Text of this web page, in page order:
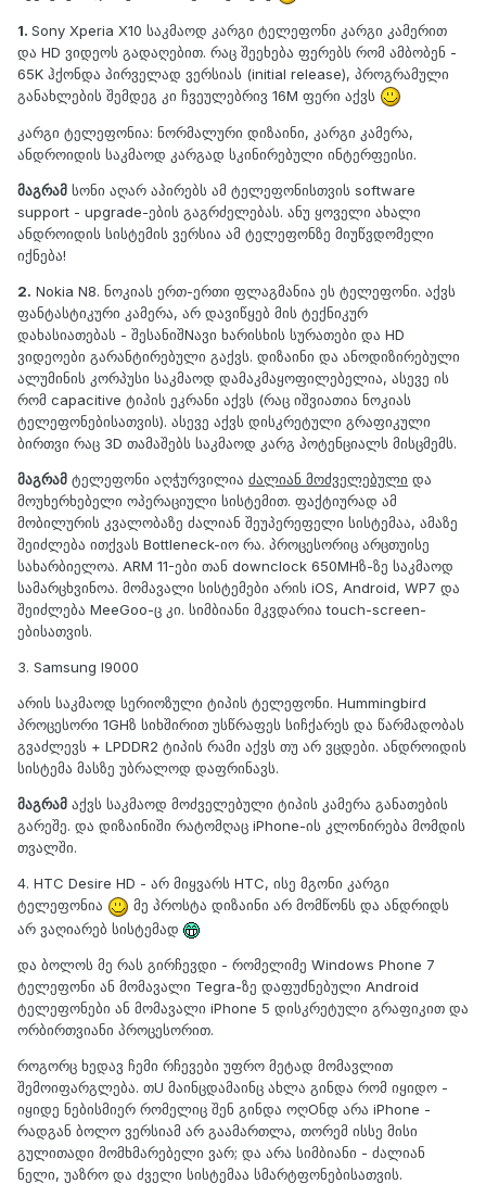
1. Sony Xperia X10 საკმაოდ კარგი ტელეფონი კარგი კამერით
და HD ვიდეოს გადაღებით. რაც შეეხება ფერებს რომ ამბობენ -
65K ჰქონდა პირველად ვერსიას (initial release), პროგრამული
განახლების შემდეგ კი ჩვეულებრივ 16M ფერი აქვს
კარგი ტელეფონია: ნორმალური დიზაინი, კარგი კამერა,
ანდროიდის საკმაოდ კარგად სკინირებული ინტერფეისი.
მაგრამ სონი აღარ აპირებს ამ ტელეფონისთვის software
support - upgrade-ების გაგრძელებას. ანუ ყოველი ახალი
ანდროიდის სისტემის ვერსია ამ ტელეფონზე მიუწვდომელი
იქნება!
2. Nokia N8. ნოკიას ერთ-ერთი ფლაგმანია ეს ტელეფონი. აქვს
ფანტასტიკური კამერა, არ დავიწყებ მის ტექნიკურ
დახასიათებას - შესანიშNავი ხარისხის სურათები და HD
ვიდეოები გარანტირებული გაქვს. დიზაინი და ანოდიზირებული
ალუმინის კორპუსი საკმაოდ დამაკმაყოფილებელია, ასევე ის
რომ capacitive ტიპის ეკრანი აქვს (რაც იშვიათია ნოკიას
ტელეფონებისათვის). ასევე აქვს დისკრეტული გრაფიკული
ბირთვი რაც 3D თამაშებს საკმაოდ კარგ პოტენციალს მისცმემს.
მაგრამ ტელეფონი აღჭურვილია ძალიან მოძველებული და
მოუხერხებელი ოპერაციული სისტემით. ფაქტიურად ამ
მობილურის კვალობაზე ძალიან შეუპერეფელი სისტემაა, ამაზე
შეიძლება ითქვას Bottleneck-იო რა. პროცესორიც არცთუისე
სახარბიელოა. ARM 11-ები თან downclock 650MHზ-ზე საკმაოდ
სამარცხვინოა. მომავალი სისტემები არის iOS, Android, WP7 და
შეიძლება MeeGoo-ც კი. სიმბიანი მკვდარია touch-screen-
ებისათვის.
3. Samsung I9000
არის საკმაოდ სერიოზული ტიპის ტელეფონი. Hummingbird
პროცესორი 1GHზ სიხშირით უსწრაფეს სიჩქარეს და წარმადობას
გვაძლევს + LPDDR2 ტიპის რამი აქვს თუ არ ვცდები. ანდროიდის
სისტემა მასზე უბრალოდ დაფრინავს.
მაგრამ აქვს საკმაოდ მოძველებული ტიპის კამერა განათების
გარეშე. და დიზაინიში რატომღაც iPhone-ის კლონირება მომდის
თვალში.
4. HTC Desire HD - არ მიყვარს HTC, ისე მგონი კარგი
ტელეფონია
მე პროსტა დიზაინი არ მომწონს და ანდრიდს
არ ვაღიარებ სისტემად
და ბოლოს მე რას გირჩევდი - რომელიმე Windows Phone 7
ტელეფონი ან მომავალი Tegra-ზე დაფუძნებული Android
ტელეფონები ან მომავალი iPhone 5 დისკრეტული გრაფიკით და
ორბირთვიანი პროცესორით.
როგორც ხედავ ჩემი რჩევები უფრო მეტად მომავლით
შემოიფარგლება. თU მაინცდამაინც ახლა გინდა რომ იყიდო -
იყიდე ნებისმიერ რომელიც შენ გინდა ოღOნდ არა iPhone -
რადგან ბოლო ვერსიამ არ გაამართლა, თორემ ისსე მისი
გულითადი მომხმარებელი ვარ; და არა სიმბიანი - ძალიან
ნელი, უაზრო და ძველი სისტემაა სმარტფონებისათვის.